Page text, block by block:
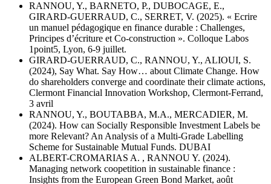
RANNOU, Y., BARNETO, P., DUBOCAGE, E.,
GIRARD-GUERRAUD, C., SERRET, V. (2025). « Ecrire
un manuel pédagogique en finance durable : Challenges,
Principes d’écriture et Co-construction ». Colloque Labos
1point5, Lyon, 6-9 juillet.
GIRARD-GUERRAUD, C., RANNOU, Y., ALIOUI, S.
(2024), Say What. Say How… about Climate Change. How
do shareholders converge and coordinate their climate actions,
Clermont Financial Innovation Workshop, Clermont-Ferrand,
3 avril
RANNOU, Y., BOUTABBA, M.A., MERCADIER, M.
(2024). How can Socially Responsible Investment Labels be
more Relevant? An Analysis of a Multi-Grade Labelling
Scheme for Sustainable Mutual Funds. DUBAI
ALBERT-CROMARIAS A. , RANNOU Y. (2024).
Managing network coopetition in sustainable finance :
Insights from the European Green Bond Market, août